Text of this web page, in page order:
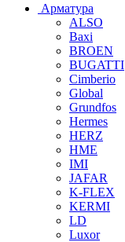
Арматура
ALSO
Baxi
BROEN
BUGATTI
Cimberio
Global
Grundfos
Hermes
HERZ
HME
IMI
JAFAR
K-FLEX
KERMI
LD
Luxor